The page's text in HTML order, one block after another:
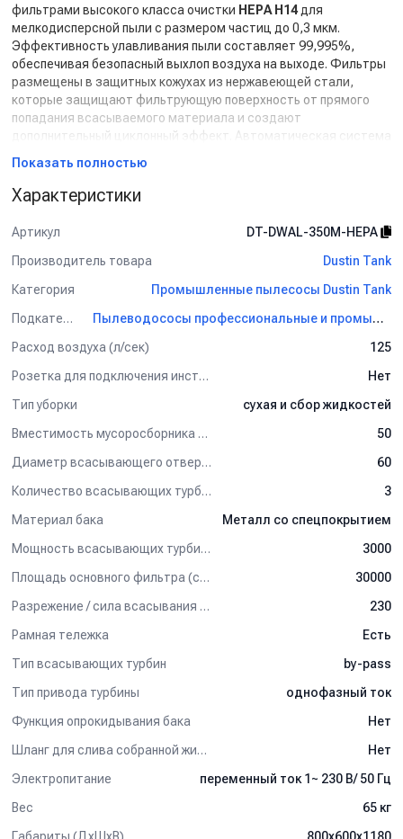
фильтрами высокого класса очистки HEPA H14для
мелкодисперсной пыли с размером частиц до 0,3 мкм.
Эффективность улавливания пыли составляет 99,995%,
обеспечивая безопасный выхлоп воздуха на выходе. Фильтры
размещены в защитных кожухах из нержавеющей стали,
которые защищают фильтрующую поверхность от прямого
попадания всасываемого материала и создают
дополнительный циклонный эффект. Автоматическая система
продолжительность и эффективность их работы без
необходимости участия оператора. Очистка происходит путем
высокочастотного вибрационного встряхивания и обратной
продувки фильтров воздухом. Каждые три минуты все
фильтры поочередно проходят цикл очистки, при этом не
требуется подключение пылесоса к внешнему компрессору –
всасывающих турбин пылесоса.
Пылесос
DWAL 350M HEPAобладает возможностью
фильтрующего комплекта. Смешанный мусор при проходе
через тангенциально расположенный патрубок попадает в
жидкие фракции. Сухие частицы улавливаются фильтром, в то
его объема.
- Окрашенный металлический бак, защищенный от коррозии.
- 3 электромотора с вакуумным насосом By-Pass.
- Боковой входной патрубок для создания циклонного
эффекта.
- Лоток для хранения аксессуаров.
- Одновременная уборка сухой и жидкой грязи.
Комплект поставки:
Номинальный диаметр входного патрубка – 60 мм.
- Фильтр-картридж HEPA с эффективностью фильтрации
99,995% (0.3 мкм), 3 шт.
Применение:
универсальный аппарат, пригодный для общих сложных задач
уборки на любых предприятиях ремесленной и промышленной
Показать полностью
Характеристики
Артикул
DT-DWAL-350M-HEPA
Производитель товара
Dustin Tank
Категория
Промышленные пылесосы Dustin Tank
Подкатегория
Пылеводососы профессиональные и промышленные Dustin Tank
Расход воздуха (л/сек)
125
Розетка для подключения инструмента
Нет
Тип уборки
сухая и сбор жидкостей
Вместимость мусоросборника (л)
50
Диаметр всасывающего отверстия (мм)
60
Количество всасывающих турбин (шт)
3
Материал бака
Металл со спецпокрытием
Мощность всасывающих турбин (Вт)
3000
Площадь основного фильтра (см2)
30000
Разрежение / сила всасывания (мбар)
230
Рамная тележка
Есть
Тип всасывающих турбин
by-pass
Тип привода турбины
однофазный ток
Функция опрокидывания бака
Нет
Шланг для слива собранной жидкости
Нет
Электропитание
переменный ток 1~ 230 В/ 50 Гц
Вес
65 кг
Габариты (ДхШхВ)